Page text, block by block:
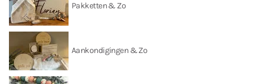
Pakketten & Zo
Aankondigingen & Zo